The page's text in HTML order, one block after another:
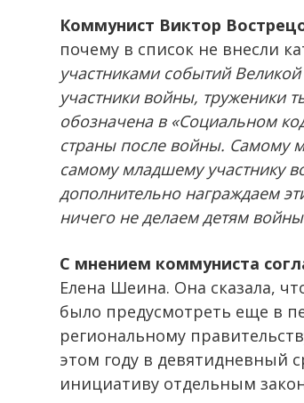
Коммунист Виктор
почему в список не внесли
участниками событий
участники войны, труженики
обозначена в «Социальном
страны после войны. Самому
самому младшему участнику
дополнительно награждаем
ничего не делаем детям
С мнением коммуниста
Елена Шеина. Она сказала,
было предусмотреть еще в
региональному
этом году в девятидневный
инициативу отдельным